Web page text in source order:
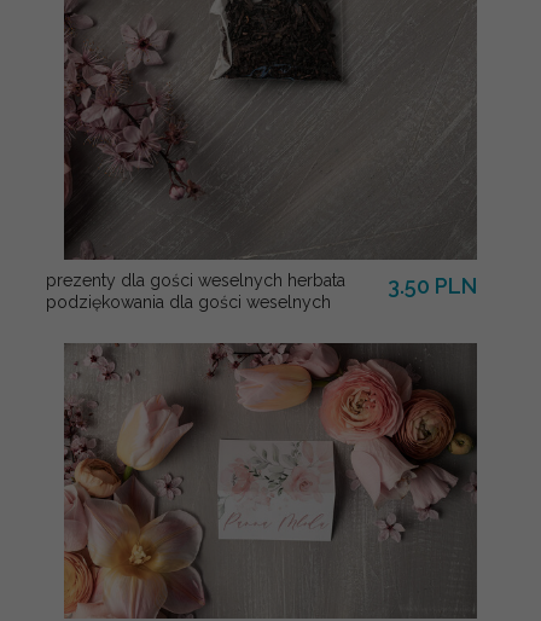
prezenty dla gości weselnych herbata
podziękowania dla gości weselnych
3.50 PLN